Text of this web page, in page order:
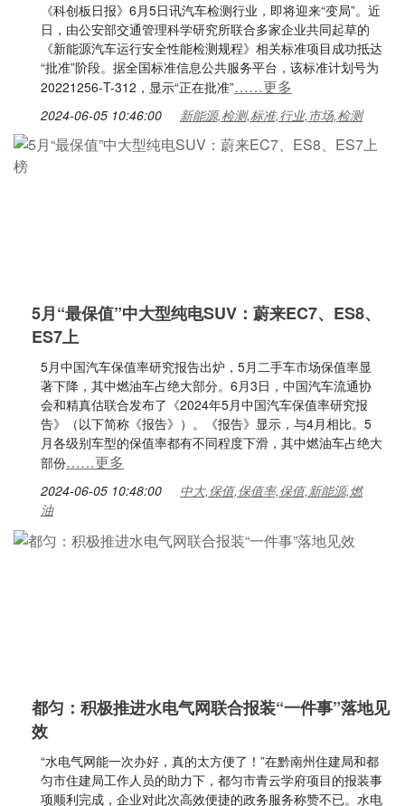
《科创板日报》6月5日讯汽车检测行业，即将迎来“变局”。近
日，由公安部交通管理科学研究所联合多家企业共同起草的
《新能源汽车运行安全性能检测规程》相关标准项目成功抵达
“批准”阶段。据全国标准信息公共服务平台，该标准计划号为
20221256-T-312，显示“正在批准”……更多
2024-06-05 10:46:00 新能源,检测,标准,行业,市场,检测
5月“最保值”中大型纯电SUV：蔚来EC7、ES8、
ES7上
5月中国汽车保值率研究报告出炉，5月二手车市场保值率显
著下降，其中燃油车占绝大部分。6月3日，中国汽车流通协
会和精真估联合发布了《2024年5月中国汽车保值率研究报
告》（以下简称《报告》）。《报告》显示，与4月相比。5
月各级别车型的保值率都有不同程度下滑，其中燃油车占绝大
部份……更多
2024-06-05 10:48:00
中大,保值,保值率,保值,新能源,燃
油
都匀：积极推进水电气网联合报装“一件事”落地见
效
“水电气网能一次办好，真的太方便了！”在黔南州住建局和都
匀市住建局工作人员的助力下，都匀市青云学府项目的报装事
项顺利完成，企业对此次高效便捷的政务服务称赞不已。水电